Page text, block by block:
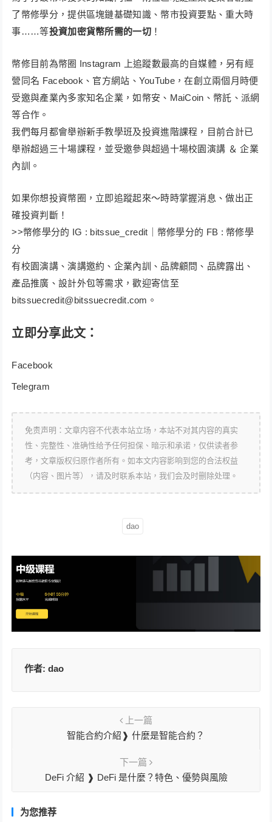
了幣修學分，提供區塊鏈基礎知識、幣市投資要點、重大時
事……等投資加密貨幣所需的一切 ！​
幣修目前為幣圈 Instagram 上追蹤數最高的自媒體，另有經
營同名 Facebook、官方網站、YouTube，在創立兩個月時便
受邀與產業內多家知名企業，如幣安、MaiCoin、幣託、派網
等合作。
我們每月都會舉辦新手教學班及投資進階課程，目前合計已
舉辦超過三十場課程，並受邀參與超過十場校園演講 ＆ 企業
內訓。
如果你想投資幣圈，立即追蹤起來～時時掌握消息、做出正
確投資判斷！
>>​幣修學分的 IG : bitssue_credit｜幣修學分的 FB : 幣修學
分
有校園演講、演講邀約、企業內訓、品牌顧問、品牌露出、
產品推廣、設計外包等需求，歡迎寄信至
bitssuecredit@bitssuecredit.com 。
立即分享此文：
Facebook
Telegram
免责声明：文章内容不代表本站立场，本站不对其内容的真实
性、完整性、准确性给予任何担保、暗示和承诺，仅供读者参
考，文章版权归原作者所有。如本文内容影响到您的合法权益
（内容、图片等），请及时联系本站，我们会及时删除处理。
dao
作者:dao
上一篇
智能合約介紹❱ 什麼是智能合約？
下一篇
DeFi 介紹 ❱ DeFi 是什麼？特色、優勢與風險
为您推荐